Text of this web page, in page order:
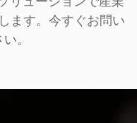
ます。今すぐお問い
。